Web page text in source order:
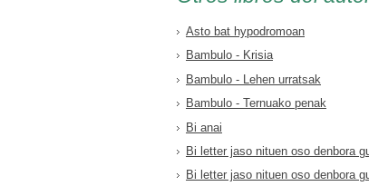
Asto bat hypodromoan
Bambulo - Krisia
Bambulo - Lehen urratsak
Bambulo - Ternuako penak
Bi anai
Bi letter jaso nituen oso denbora
Bi letter jaso nituen oso denbora